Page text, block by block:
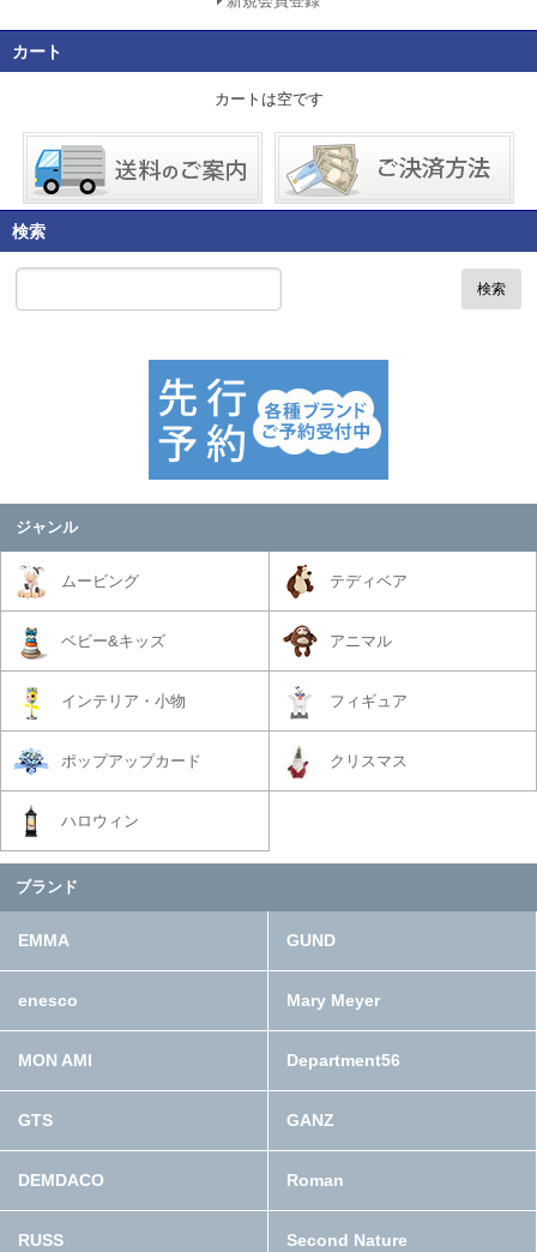
カート
カートは空です
検索
検索
ジャンル
ムービング テディベア
ベビー&キッズ アニマル
インテリア・小物 フィギュア
ポップアップカード クリスマス
ハロウィン
ブランド
EMMA GUND
enesco Mary Meyer
MON AMI Department56
GTS GANZ
DEMDACO Roman
RUSS Second Nature